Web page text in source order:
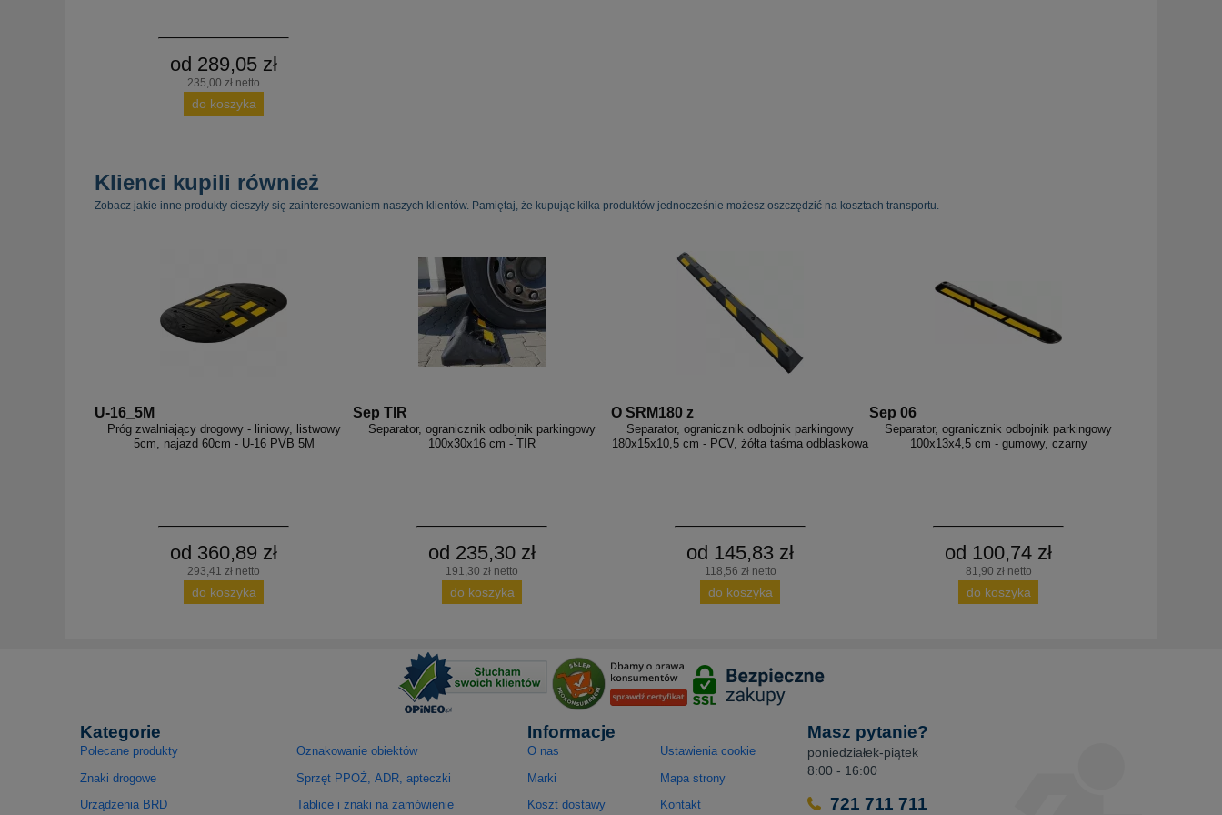
od 289,05 zł
235,00 zł netto
do koszyka
Klienci kupili również
Zobacz jakie inne produkty cieszyły się zainteresowaniem naszych klientów. Pamiętaj, że kupując kilka produktów jednocześnie możesz oszczędzić na kosztach transportu.
U-16_5M
Próg zwalniający drogowy - liniowy, listwowy
5cm, najazd 60cm - U-16 PVB 5M
od 360,89 zł
293,41 zł netto
do koszyka
Sep TIR
Separator, ogranicznik odbojnik parkingowy
100x30x16 cm - TIR
od 235,30 zł
191,30 zł netto
do koszyka
O SRM180 z
Separator, ogranicznik odbojnik parkingowy
180x15x10,5 cm - PCV, żółta taśma odblaskowa
od 145,83 zł
118,56 zł netto
do koszyka
Sep 06
Separator, ogranicznik odbojnik parkingowy
100x13x4,5 cm - gumowy, czarny
od 100,74 zł
81,90 zł netto
do koszyka
Kategorie
Polecane produkty
Znaki drogowe
Urządzenia BRD
Oznakowanie obiektów
Sprzęt PPOŻ, ADR, apteczki
Tablice i znaki na zamówienie
Informacje
O nas
Marki
Koszt dostawy
Ustawienia cookie
Mapa strony
Kontakt
Masz pytanie?
poniedziałek-piątek
8:00 - 16:00
721 711 711